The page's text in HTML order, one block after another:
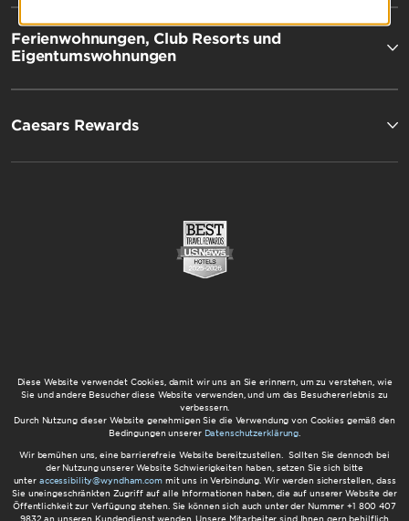
Ferienwohnungen, Club Resorts und
Eigentumswohnungen
Caesars Rewards
Diese Website verwendet Cookies, damit wir uns an Sie erinnern, um zu verstehen, wie
Sie und andere Besucher diese Website verwenden, und um das Besuchererlebnis zu
verbessern.
Durch Nutzung dieser Website genehmigen Sie die Verwendung von Cookies gemäß den
Bedingungen unserer Datenschutzerklärung
Wir bemühen uns, eine barrierefreie Website bereitzustellen. Sollten Sie dennoch bei
der Nutzung unserer Website Schwierigkeiten haben, setzen Sie sich bitte
unter accessibility@wyndham.commit uns in Verbindung. Wir werden sicherstellen, dass
Sie uneingeschränkten Zugriff auf alle Informationen haben, die auf unserer Website der
Öffentlichkeit zur Verfügung stehen. Sie können sich auch unter der Nummer +1 800 407
9832 an unseren Kundendienst wenden. Unsere Mitarbeiter sind Ihnen gern behilflich